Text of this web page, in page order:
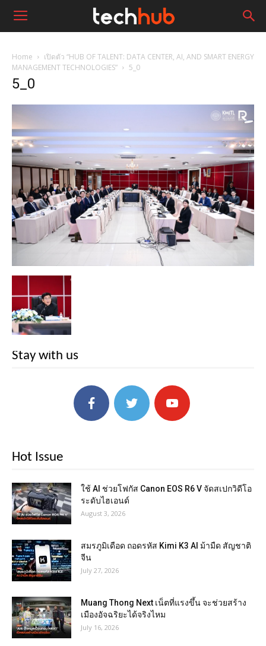
Home
เปิดตัว “HUB OF TALENT: DATA CENTER, AI, AND SMART ENERGY
MANAGEMENT TECHNOLOGIES”
5_0
5_0
Stay with us
Hot Issue
ใช้ AI ช่วยโฟกัส Canon EOS R6 V จัดสเปกวิดีโอ
ระดับไฮเอนด์
August 3, 2026
สมรภูมิเดือด ถอดรหัส Kimi K3 AI ม้ามืด สัญชาติ
จีน
July 27, 2026
Muang Thong Next เน็ตที่แรงขึ้น จะช่วยสร้าง
เมืองอัจฉริยะได้จริงไหม
July 16, 2026